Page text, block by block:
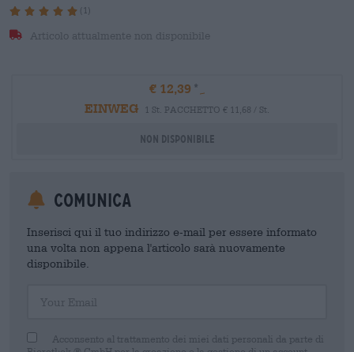
(1)
Articolo attualmente non disponibile
€ 12,39
EINWEG
1 St. PACCHETTO € 11,68 / St.
Non disponibile
Comunica
Inserisci qui il tuo indirizzo e-mail per essere informato
una volta non appena l'articolo sarà nuovamente
disponibile.
Acconsento al trattamento dei miei dati personali da parte di